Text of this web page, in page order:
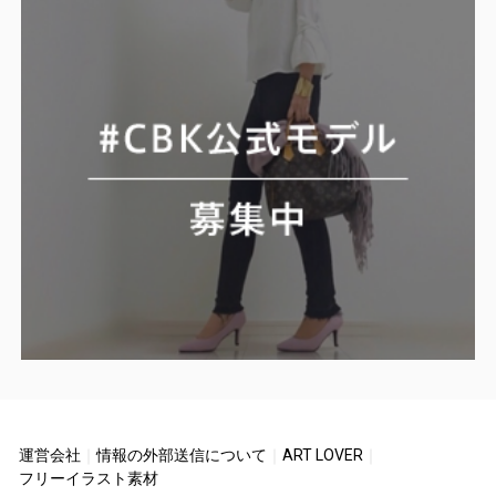
運営会社 ｜情報の外部送信について ART LOVER
フリーイラスト素材